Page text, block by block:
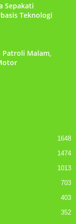
Sepakati
Teknologi
Patroli Malam,
1648
1474
1013
703
403
352